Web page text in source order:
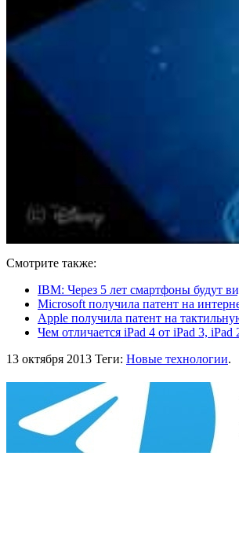
Смотрите также:
IBM: Через 5 лет смартфоны будут
Microsoft получила патент на
Apple получила патент на
Чем отличается iPad 4 от iPad 3,
13 октября 2013 Теги: Новые технологии.